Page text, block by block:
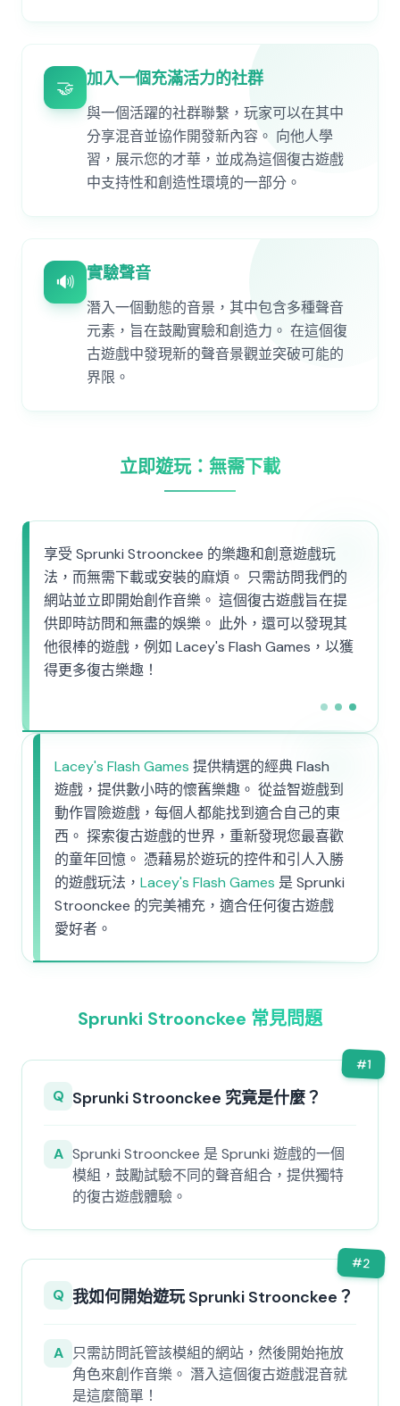
🤝 加入一個充滿活力的社群
與一個活躍的社群聯繫，玩家可以在其中
分享混音並協作開發新內容。 向他人學
習，展示您的才華，並成為這個復古遊戲
中支持性和創造性環境的一部分。
🔊 實驗聲音
潛入一個動態的音景，其中包含多種聲音
元素，旨在鼓勵實驗和創造力。 在這個復
古遊戲中發現新的聲音景觀並突破可能的
界限。
立即遊玩：無需下載
享受 Sprunki Stroonckee 的樂趣和創意遊戲玩
法，而無需下載或安裝的麻煩。 只需訪問我們的
網站並立即開始創作音樂。 這個復古遊戲旨在提
供即時訪問和無盡的娛樂。 此外，還可以發現其
他很棒的遊戲，例如 Lacey's Flash Games，以獲
得更多復古樂趣！
Lacey's Flash Games 提供精選的經典 Flash
遊戲，提供數小時的懷舊樂趣。 從益智遊戲到
動作冒險遊戲，每個人都能找到適合自己的東
西。 探索復古遊戲的世界，重新發現您最喜歡
的童年回憶。 憑藉易於遊玩的控件和引人入勝
的遊戲玩法， Lacey's Flash Games 是 Sprunki
Stroonckee 的完美補充，適合任何復古遊戲
愛好者。
Sprunki Stroonckee 常見問題
#1
Q Sprunki Stroonckee 究竟是什麼？
A Sprunki Stroonckee 是 Sprunki 遊戲的一個
模組，鼓勵試驗不同的聲音組合，提供獨特
的復古遊戲體驗。
#2
Q 我如何開始遊玩 Sprunki Stroonckee？
A 只需訪問託管該模組的網站，然後開始拖放
角色來創作音樂。 潛入這個復古遊戲混音就
是這麼簡單！